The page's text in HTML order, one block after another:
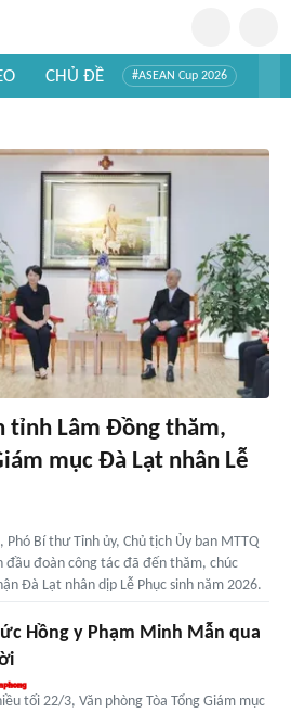
CHỦ ĐỀ #ASEAN Cup 2026
tỉnh Lâm Đồng thăm,
mục Đà Lạt nhân Lễ
Phó Bí thư Tỉnh ủy, Chủ tịch Ủy ban MTTQ
đầu đoàn công tác đã đến thăm, chúc
Đà Lạt nhân dịp Lễ Phục sinh năm 2026.
Hồng y Phạm Minh Mẫn qua
tối 22/3, Văn phòng Tòa Tổng Giám mục